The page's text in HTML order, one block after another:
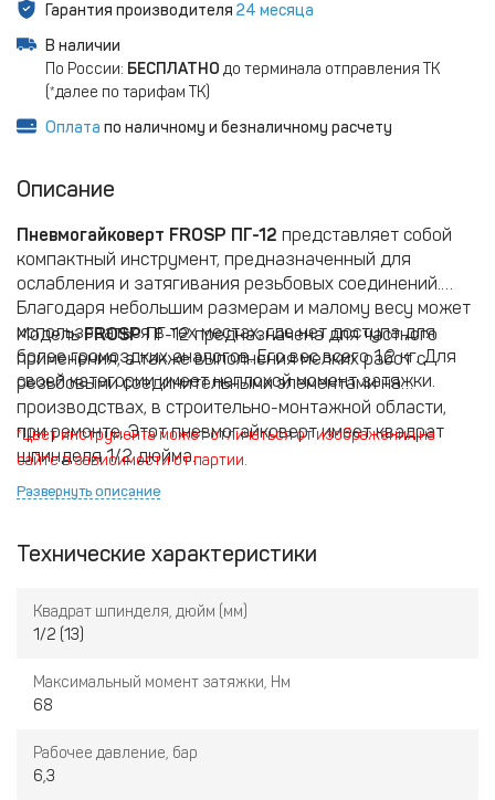
Гарантия производителя 24 месяца
В наличии
По России: БЕСПЛАТНО до терминала отправления ТК
(*далее по тарифам ТК)
Оплата по наличному и безналичному расчету
Описание
Пневмогайковерт FROSP ПГ-12 представляет собой
компактный инструмент, предназначенный для
ослабления и затягивания резьбовых соединений.
Благодаря небольшим размерам и малому весу может
использоваться в тех местах, где нет доступа для
более громоздких аналогов. Его вес всего 1,2 кг. Для
своей категории имеет неплохой момент затяжки.
МодельFROSPПГ-12 предназначена для частного
применения, а также выполнения мелких работ с
резьбовыми соединительными элементами на
производствах, в строительно-монтажной области,
при ремонте. Этот пневмогайковерт имеет квадрат
шпинделя 1/2 дюйма.
*Цвет инструмента может отличаться от изображения на
сайте в зависимости от партии.
Развернуть описание
Технические характеристики
Квадрат шпинделя, дюйм (мм)
1/2 (13)
Максимальный момент затяжки, Нм
68
Рабочее давление, бар
6,3